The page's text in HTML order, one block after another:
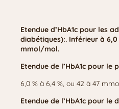
Etendue d’HbA1c pour les
diabétiques):. Inférieur à
mmol/mol.
Etendue de l’HbA1c pour le
6,0 % à 6,4 %, ou 42 à 47
Etendue de l’HbA1c pour le